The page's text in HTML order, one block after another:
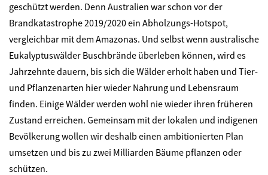
geschützt werden. Denn Australien war schon vor der
Brandkatastrophe 2019/2020 ein Abholzungs-Hotspot,
vergleichbar mit dem Amazonas. Und selbst wenn australische
Eukalyptuswälder Buschbrände überleben können, wird es
Jahrzehnte dauern, bis sich die Wälder erholt haben und Tier-
und Pflanzenarten hier wieder Nahrung und Lebensraum
finden. Einige Wälder werden wohl nie wieder ihren früheren
Zustand erreichen. Gemeinsam mit der lokalen und indigenen
Bevölkerung wollen wir deshalb einen ambitionierten Plan
umsetzen und bis zu zwei Milliarden Bäume pflanzen oder
schützen.